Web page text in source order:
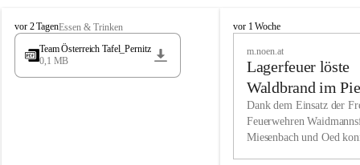
vielfältige Angebot unserer Kulturvereine.
Überzeugen Sie sich selbst, dass Sie in Miesenbach sowie
in den Beherbergungsbetrieben, Gaststätten und urigen
Wir kennen Miesenbach als lebens- und liebenswerten Ort.
Tradition und Innovation werden ebenso groß geschrieben
M
i
s
vor 2 TagenEssen & Trinken
Team Österreich Tafel_Pernitz
0,1 MB
M
h
vor 1 Woche
m.noen.at
Lagerfeuer löste
Waldbrand im
aus
Dank dem Einsatz der
Feuerwehren
Miesenbach und Oed